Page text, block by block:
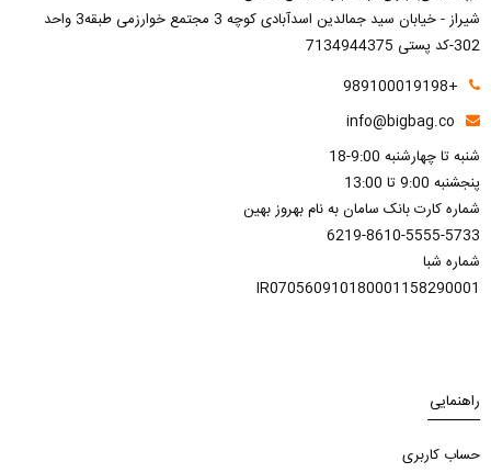
شیراز - خیابان سید جمالدین اسدآبادی کوچه 3 مجتمع خوارزمی طبقه3 واحد
302-کد پستی 7134944375
+989100019198
info@bigbag.co
شنبه تا چهارشنبه 9:00-18
پنجشنبه 9:00 تا 13:00
شماره کارت بانک سامان به نام بهروز بهین
6219-8610-5555-5733
شماره شبا
IR070560910180001158290001
راهنمایی
حساب کاربری